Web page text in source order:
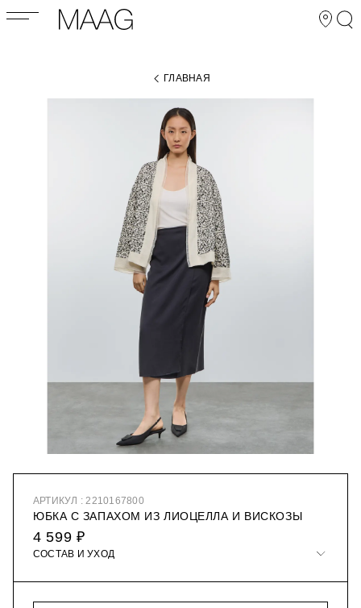
ГЛАВНАЯ
АРТИКУЛ : 2210167800
ЮБКА С ЗАПАХОМ ИЗ ЛИОЦЕЛЛА И ВИСКОЗЫ
4 599 ₽
СОСТАВ И УХОД